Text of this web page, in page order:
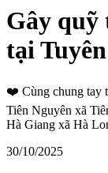
Gây quỹ
tại
❤️ Cùng chung tay
Tiên Nguyên xã
Hà Giang xã Hà
30/10/2025